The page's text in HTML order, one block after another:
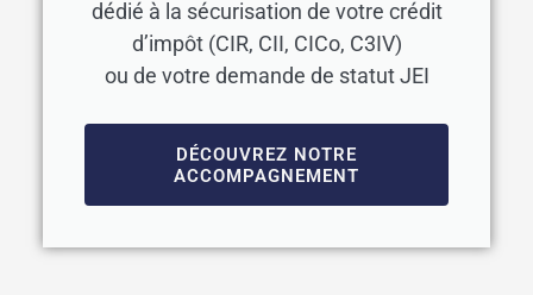
dédié à la sécurisation de votre crédit
d’impôt (CIR, CII, CICo, C3IV)
ou de votre demande de statut JEI
DÉCOUVREZ NOTRE
ACCOMPAGNEMENT